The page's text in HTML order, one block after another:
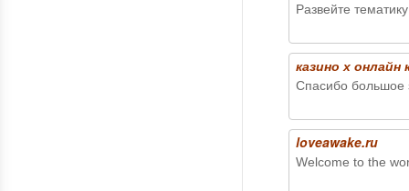
Развейте
казино х онлайн
Спасибо большое
loveawake.ru
Welcome to the